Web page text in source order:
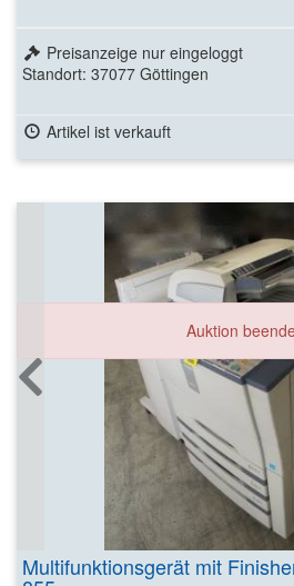
Preisanzeige nur eingeloggt
Standort: 37077 Göttingen
Artikel ist verkauft
Auktion
Multifunktionsgerät mit